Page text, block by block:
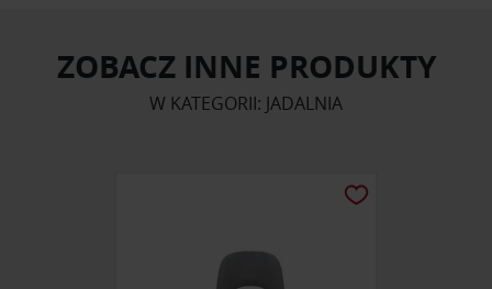
ZOBACZ INNE PRODUKTY
W KATEGORII: JADALNIA